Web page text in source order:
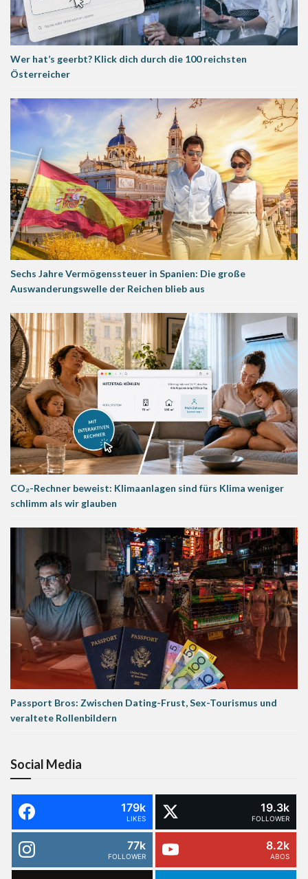
Wer hat’s geerbt? Klick dich durch die 100 reichsten
Österreicher
Sechs Jahre Vermögenssteuer in Spanien: Die große
Auswanderungswelle der Reichen blieb aus
CO₂-Rechner beweist: Klimaanlagen sind fürs Klima weniger
schlimm als wir glauben
Passport Bros: Zwischen Dating-Frust, Sex-Tourismus und
veraltete Rollenbildern
Social Media
179k
LIKES
19.3k
FOLLOWER
77k
FOLLOWER
8.2k
ABOS